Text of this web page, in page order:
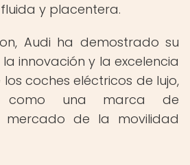
y placentera.
Audi ha demostrado su
innovación y la excelencia
coches eléctricos de lujo,
como una marca de
mercado de la movilidad